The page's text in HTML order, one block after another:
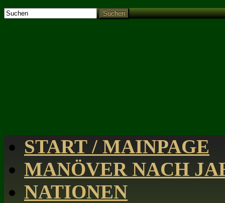
Suchen
START / MAINPAGE
MANÖVER NACH
NATIONEN